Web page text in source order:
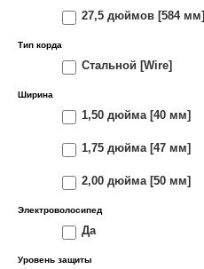
27,5 дюймов [584 мм]
Тип корда
Стальной [Wire]
Ширина
1,50 дюйма [40 мм]
1,75 дюйма [47 мм]
2,00 дюйма [50 мм]
Электроволосипед
Да
Уровень защиты